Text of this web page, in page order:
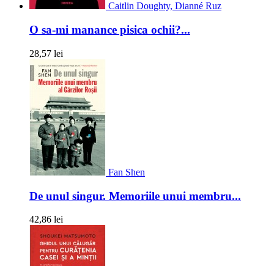
Caitlin Doughty, Dianné Ruz
O sa-mi manance pisica ochii?...
28,57 lei
Fan Shen
De unul singur. Memoriile unui membru...
42,86 lei